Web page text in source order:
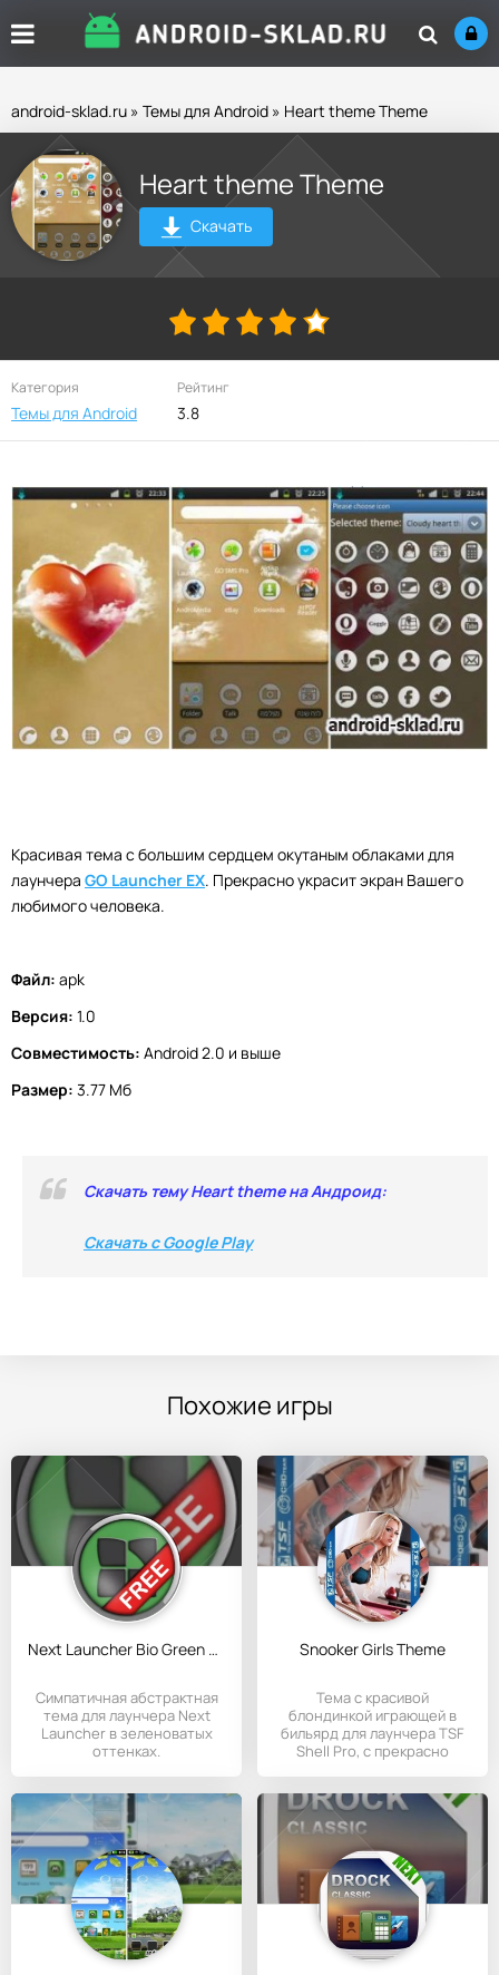
android-sklad.ru » Темы для Android » Heart theme Theme
Heart theme Theme
Скачать
Категория
Темы для Android
Рейтинг
3.8
Красивая тема с большим сердцем окутаным облаками для
лаунчера GO Launcher EX. Прекрасно украсит экран Вашего
любимого человека.
Файл: apk
Версия: 1.0
Совместимость: Android 2.0 и выше
Размер: 3.77 Мб
Скачать тему Heart theme на Андроид:
Скачать с Google Play
Похожие игры
Next Launcher Bio Green Theme
Симпатичная абстрактная
тема для лаунчера Next
Launcher в зеленоватых
оттенках.
Snooker Girls Theme
Тема с красивой
блондинкой играющей в
бильярд для лаунчера TSF
Shell Pro, с прекрасно